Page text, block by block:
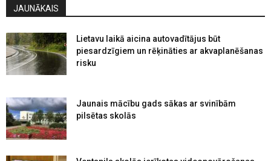
JAUNĀKAIS
Lietavu laikā aicina autovadītājus būt
piesardzīgiem un rēķināties ar akvaplanēšanas
risku
Jaunais mācību gads sākas ar svinībām
pilsētas skolās